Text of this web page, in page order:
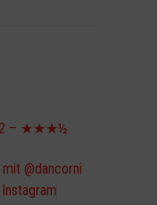
– ★★★½
@dancorni